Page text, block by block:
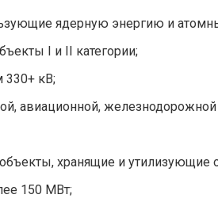
ядерную энергию и
I и II категории;
кВ;
авиационной,
хранящие и утилизующие
150 МВт;